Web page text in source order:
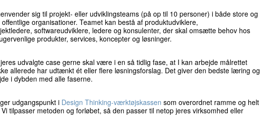
sig til projekt- eller udviklingsteams (på op til 10 personer) i både store og
organisationer. Teamet kan bestå af produktudviklere,
softwareudviklere, ledere og konsulenter, der skal omsætte behov hos
produkter, services, koncepter og løsninger.
udvalgte case gerne skal være i en så tidlig fase, at I kan arbejde målrettet
allerede har udtænkt ét eller flere løsningsforslag. Det giver den bedste læring og
i dybden med alle faserne.
udgangspunkt i Design Thinking-værktøjskassen som overordnet ramme og helt
tilpasser metoden og forløbet, så den passer til netop jeres virksomhed eller